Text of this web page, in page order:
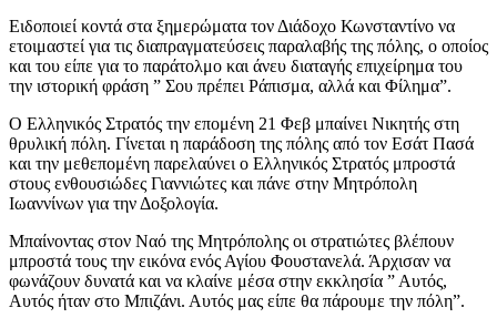
Ειδοποιεί κοντά στα ξημερώματα τον Διάδοχο Κωνσταντίνο να
ετοιμαστεί για τις διαπραγματεύσεις παραλαβής της πόλης, ο οποίος
και του είπε για το παράτολμο και άνευ διαταγής επιχείρημα του
την ιστορική φράση ” Σου πρέπει Ράπισμα, αλλά και Φίλημα”.
Ο Ελληνικός Στρατός την επομένη 21 Φεβ μπαίνει Νικητής στη
θρυλική πόλη. Γίνεται η παράδοση της πόλης από τον Εσάτ Πασά
και την μεθεπομένη παρελαύνει ο Ελληνικός Στρατός μπροστά
στους ενθουσιώδες Γιαννιώτες και πάνε στην Μητρόπολη
Ιωαννίνων για την Δοξολογία.
Μπαίνοντας στον Ναό της Μητρόπολης οι στρατιώτες βλέπουν
μπροστά τους την εικόνα ενός Αγίου Φουστανελά. Άρχισαν να
φωνάζουν δυνατά και να κλαίνε μέσα στην εκκλησία ” Αυτός,
Αυτός ήταν στο Μπιζάνι. Αυτός μας είπε θα πάρουμε την πόλη”.